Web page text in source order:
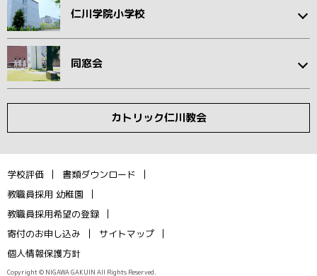
仁川学院小学校
同窓会
カトリック仁川教会
学校評価
書類ダウンロード
教職員採用 幼稚園
教職員採用希望の登録
寄付のお申し込み
サイトマップ
個人情報保護方針
Copyright © NIGAWA GAKUIN All Rights Reserved.